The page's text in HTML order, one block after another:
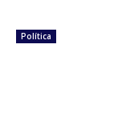
Política